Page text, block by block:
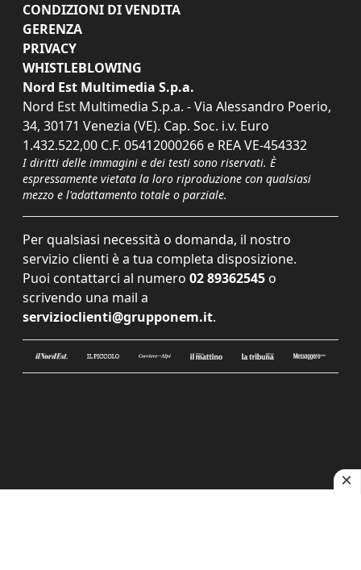
CONDIZIONI DI VENDITA
GERENZA
PRIVACY
WHISTLEBLOWING
Nord Est Multimedia S.p.a.
Nord Est Multimedia S.p.a. - Via Alessandro Poerio,
34, 30171 Venezia (VE). Cap. Soc. i.v. Euro
1.432.522,00 C.F. 05412000266 e REA VE-454332
I diritti delle immagini e dei testi sono riservati. È
espressamente vietata la loro riproduzione con qualsiasi
mezzo e l'adattamento totale o parziale.
Per qualsiasi necessità o domanda, il nostro
servizio clienti è a tua completa disposizione.
Puoi contattarci al numero 02 89362545 o
scrivendo una mail a
servizioclienti@grupponem.it.